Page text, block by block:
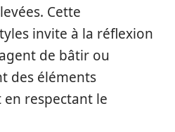
Cette
invite à la réflexion
de bâtir ou
des éléments
respectant le